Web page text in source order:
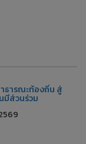
ธารณะท้องถิ่น สู่
ส่วนร่วม